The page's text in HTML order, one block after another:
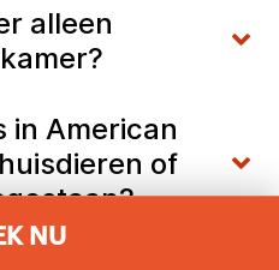
NU
alleen
in American
of